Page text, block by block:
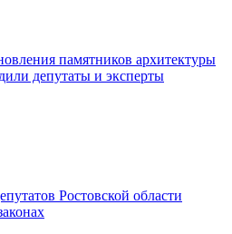
памятников архитектуры
депутаты и эксперты
Ростовской области